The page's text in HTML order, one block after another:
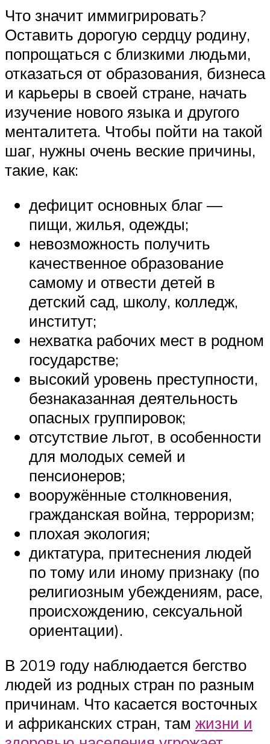
Что значит иммигрировать?
Оставить дорогую сердцу родину,
попрощаться с близкими людьми,
отказаться от образования, бизнеса
и карьеры в своей стране, начать
изучение нового языка и другого
менталитета. Чтобы пойти на такой
шаг, нужны очень веские причины,
такие, как:
дефицит основных благ —
пищи, жилья, одежды;
невозможность получить
качественное образование
самому и отвести детей в
детский сад, школу, колледж,
институт;
нехватка рабочих мест в родном
государстве;
высокий уровень преступности,
безнаказанная деятельность
опасных группировок;
отсутствие льгот, в особенности
для молодых семей и
пенсионеров;
вооружённые столкновения,
гражданская война, терроризм;
плохая экология;
диктатура, притеснения людей
по тому или иному признаку (по
религиозным убеждениям, расе,
происхождению, сексуальной
ориентации).
В 2019 году наблюдается бегство
людей из родных стран по разным
причинам. Что касается восточных
и африканских стран, там жизни и